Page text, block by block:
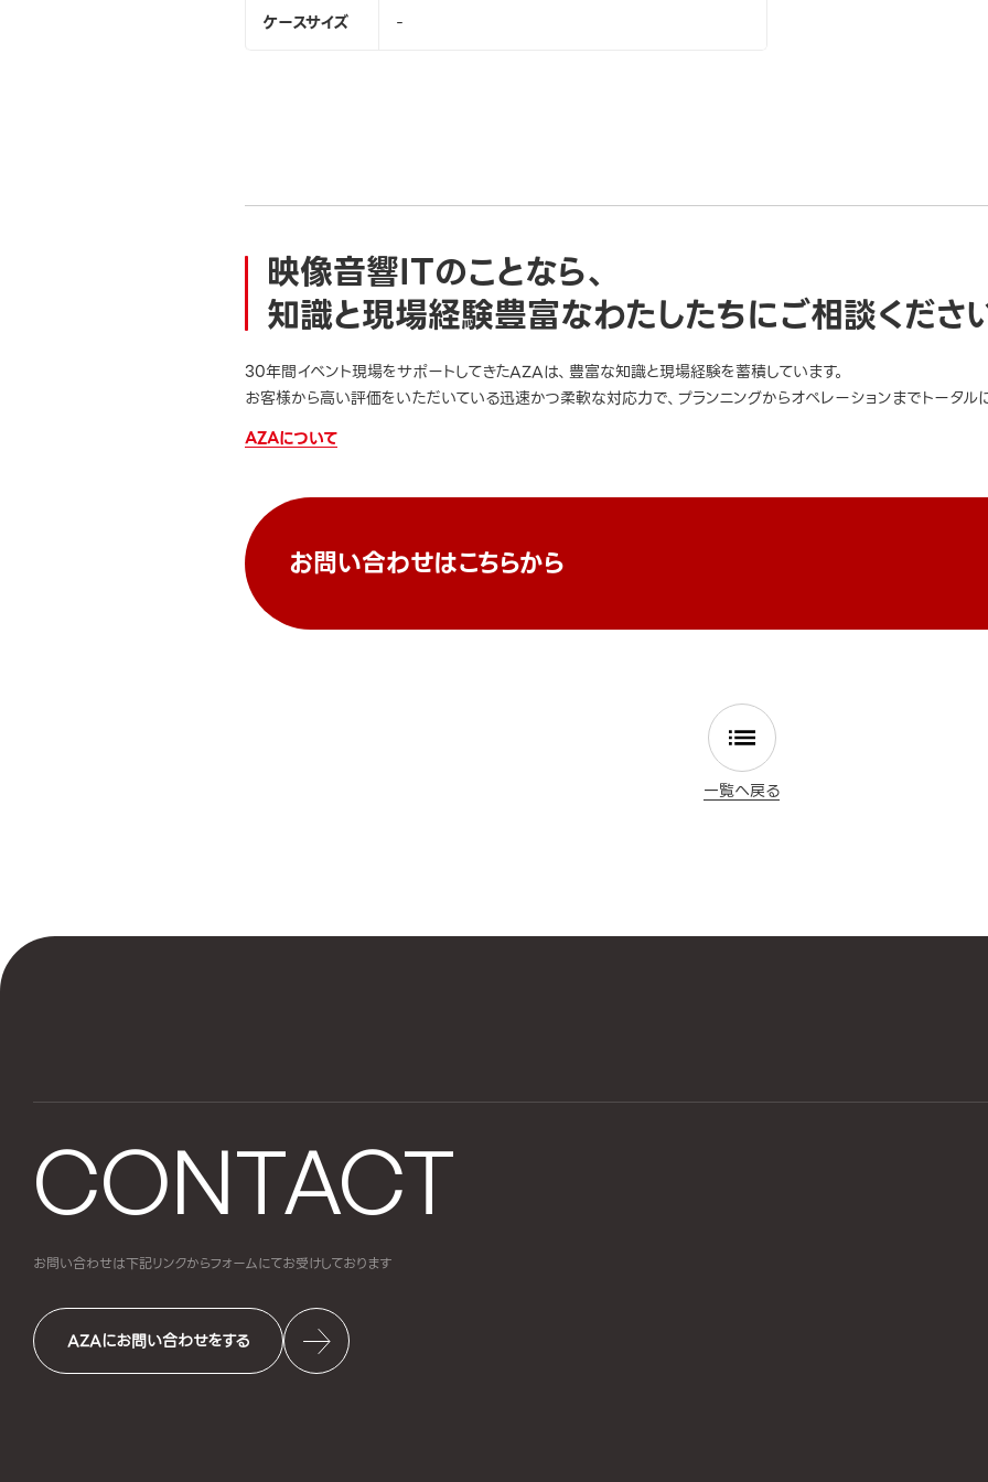
ケースサイズ -
映像音響ITのことなら、
知識と現場経験豊富なわたしたちにご相談くださ
30年間イベント現場をサポートしてきたAZAは、豊富な知識と現場経験を蓄積しています。
お客様から高い評価をいただいている迅速かつ柔軟な対応力で、プランニングからオペレーションまでトータル
AZAについて
お問い合わせはこちらから
一覧へ戻る
CONTACT
お問い合わせは下記リンクからフォームにてお受けしております
AZAにお問い合わせをする